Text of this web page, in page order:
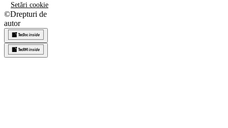
Setări cookie
©Drepturi de
autor